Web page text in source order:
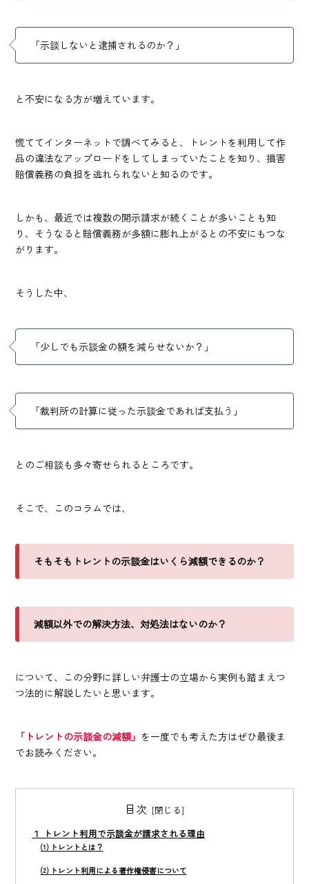
「示談しないと逮捕されるのか？」
と不安になる方が増えています。
慌ててインターネットで調べてみると、トレントを利用して作
品の違法なアップロードをしてしまっていたことを知り、損害
賠償義務の負担を逃れられないと知るのです。
しかも、最近では複数の開示請求が続くことが多いことも知
り、そうなると賠償義務が多額に膨れ上がるとの不安にもつな
がります。
そうした中、
「少しでも示談金の額を減らせないか？」
「裁判所の計算に従った示談金であれば支払う」
とのご相談も多々寄せられるところです。
そこで、このコラムでは、
そもそもトレントの示談金はいくら減額できるのか？
減額以外での解決方法、対処法はないのか？
について、この分野に詳しい弁護士の立場から実例も踏まえつ
つ法的に解説したいと思います。
「トレントの示談金の減額」 を一度でも考えた方はぜひ最後ま
でお読みください。
目次
１ トレント利用で示談金が請求される理由
⑴ トレントとは？
⑵ トレント利用による著作権侵害について